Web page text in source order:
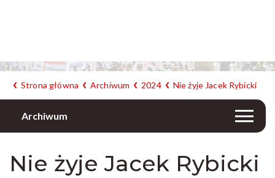
Strona główna Archiwum 2024 Nie żyje Jacek Rybicki
Archiwum
Nie żyje Jacek Rybicki